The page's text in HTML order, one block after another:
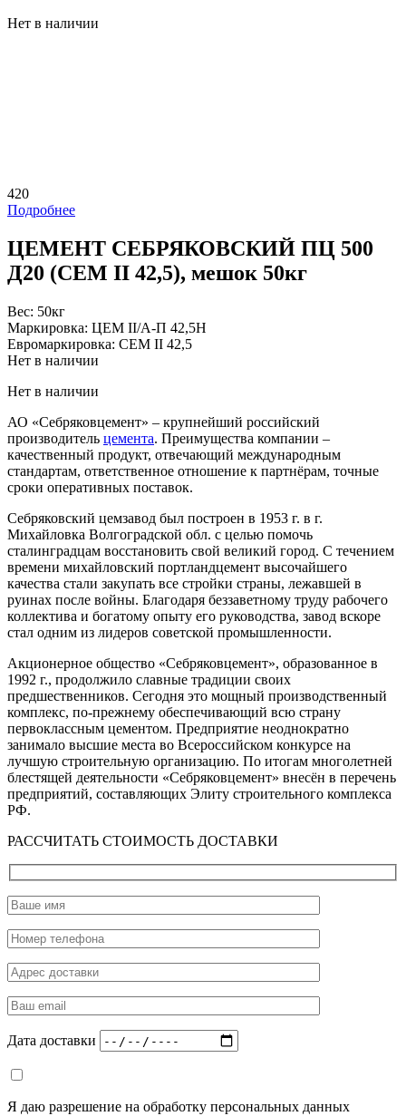
Нет в наличии
420
Подробнее
ЦЕМЕНТ СЕБРЯКОВСКИЙ ПЦ 500
Д20 (CEM II 42,5), мешок 50кг
Вес: 50кг
Маркировка: ЦЕМ II/А-П 42,5Н
Евромаркировка: CEM II 42,5
Нет в наличии
Нет в наличии
АО «Себряковцемент» – крупнейший российский
производитель цемента. Преимущества компании –
качественный продукт, отвечающий международным
стандартам, ответственное отношение к партнёрам, точные
сроки оперативных поставок.
Себряковский цемзавод был построен в 1953 г. в г.
Михайловка Волгоградской обл. с целью помочь
сталинградцам восстановить свой великий город. С течением
времени михайловский портландцемент высочайшего
качества стали закупать все стройки страны, лежавшей в
руинах после войны. Благодаря беззаветному труду рабочего
коллектива и богатому опыту его руководства, завод вскоре
стал одним из лидеров советской промышленности.
Акционерное общество «Себряковцемент», образованное в
1992 г., продолжило славные традиции своих
предшественников. Сегодня это мощный производственный
комплекс, по-прежнему обеспечивающий всю страну
первоклассным цементом. Предприятие неоднократно
занимало высшие места во Всероссийском конкурсе на
лучшую строительную организацию. По итогам многолетней
блестящей деятельности «Себряковцемент» внесён в перечень
предприятий, составляющих Элиту строительного комплекса
РФ.
РАССЧИТАТЬ СТОИМОСТЬ ДОСТАВКИ
Дата доставки
Я даю разрешение на обработку персональных данных